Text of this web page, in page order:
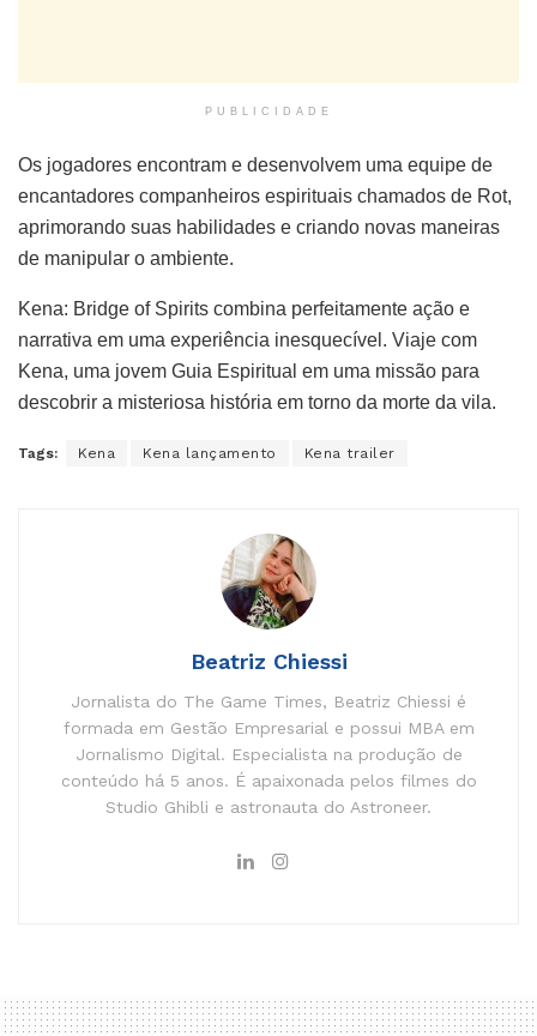
PUBLICIDADE
Os jogadores encontram e desenvolvem uma equipe de
encantadores companheiros espirituais chamados de Rot,
aprimorando suas habilidades e criando novas maneiras
de manipular o ambiente.
Kena: Bridge of Spirits combina perfeitamente ação e
narrativa em uma experiência inesquecível. Viaje com
Kena, uma jovem Guia Espiritual em uma missão para
descobrir a misteriosa história em torno da morte da vila.
Tags: Kena Kena lançamento Kena trailer
Beatriz Chiessi
Jornalista do The Game Times, Beatriz Chiessi é
formada em Gestão Empresarial e possui MBA em
Jornalismo Digital. Especialista na produção de
conteúdo há 5 anos. É apaixonada pelos filmes do
Studio Ghibli e astronauta do Astroneer.